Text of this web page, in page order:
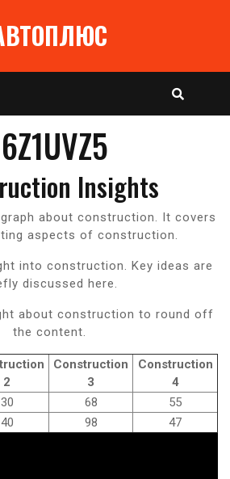
Insights
about construction. It covers
aspects of construction.
into construction. Key ideas are
discussed here.
about construction to round off
the content.
2
Construction
3
Construction
4
30 68
55
40 98 47